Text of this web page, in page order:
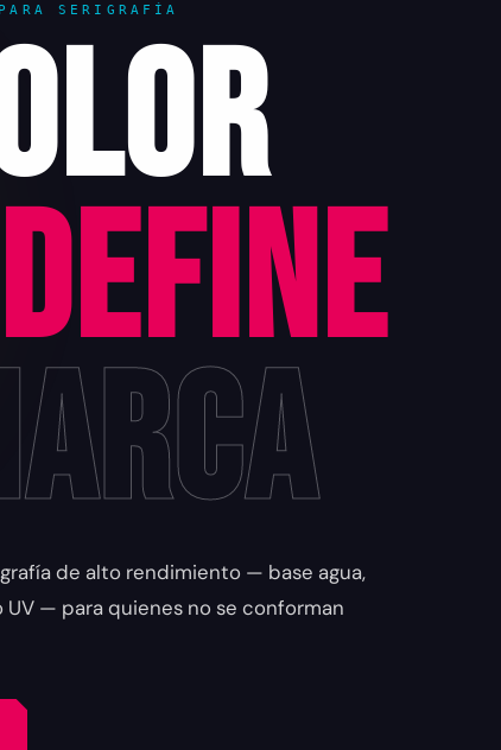
SERIGRAFÍA
de alto rendimiento — base agua,
— para quienes no se conforman